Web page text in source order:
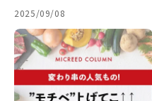
2025/09/08